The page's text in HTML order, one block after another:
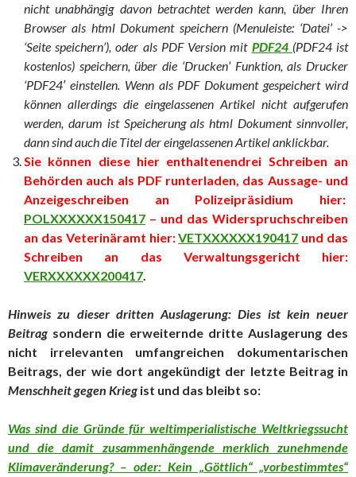
nicht unabhängig davon betrachtet werden kann, über Ihren
Browser als html Dokument speichern (Menuleiste: ‘Datei’ ->
‘Seite speichern’), oder als PDF Version mit PDF24 (PDF24 ist
kostenlos) speichern, über die ‘Drucken’ Funktion, als Drucker
‘PDF24′ einstellen. Wenn als PDF Dokument gespeichert wird
können allerdings die eingelassenen Artikel nicht aufgerufen
werden, darum ist Speicherung als html Dokument sinnvoller,
dann sind auch die Titel der eingelassenen Artikel anklickbar.
Sie können diese hier enthaltenendrei Schreiben an
Behörden auch als PDF runterladen, das Aussage- und
Anzeigeschreiben an Polizeipräsidium hier:
POLXXXXXX150417 – und das Widerspruchschreiben
an das Veterinäramt hier: VETXXXXXX190417 und das
Schreiben an das Verwaltungsgericht hier:
VERXXXXXX200417.
Hinweis zu dieser dritten Auslagerung: Dies ist kein neuer
Beitrag sondern die erweiternde dritte Auslagerung des
nicht irrelevanten umfangreichen dokumentarischen
Beitrags, der wie dort angekündigt der letzte Beitrag in
Menschheit gegen Krieg ist und das bleibt so:
Was sind die Gründe für weltimperialistische Weltkriegssucht
und die damit zusammenhängende merklich zunehmende
Klimaveränderung? – oder: Kein „Göttlich“ „vorbestimmtes“